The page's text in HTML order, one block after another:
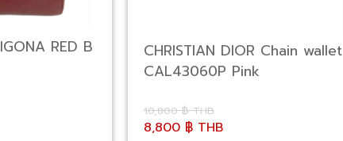
RED B
CHRISTIAN DIOR Chain wallet
CAL43060P Pink
10,800 ฿ THB
8,800 ฿ THB